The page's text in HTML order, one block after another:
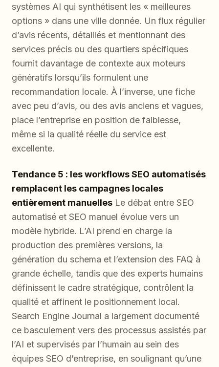
systèmes AI qui synthétisent les « meilleures
options » dans une ville donnée. Un flux régulier
d’avis récents, détaillés et mentionnant des
services précis ou des quartiers spécifiques
fournit davantage de contexte aux moteurs
génératifs lorsqu’ils formulent une
recommandation locale. À l’inverse, une fiche
avec peu d’avis, ou des avis anciens et vagues,
place l’entreprise en position de faiblesse,
même si la qualité réelle du service est
excellente.
Tendance 5 : les workflows SEO automatisés
remplacent les campagnes locales
entièrement manuelles Le débat entre SEO
automatisé et SEO manuel évolue vers un
modèle hybride. L’AI prend en charge la
production des premières versions, la
génération du schema et l’extension des FAQ à
grande échelle, tandis que des experts humains
définissent le cadre stratégique, contrôlent la
qualité et affinent le positionnement local.
Search Engine Journal a largement documenté
ce basculement vers des processus assistés par
l’AI et supervisés par l’humain au sein des
équipes SEO d’entreprise, en soulignant qu’une